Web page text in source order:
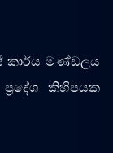
කාර්ය මණ්ඩලය
කිහිපයක